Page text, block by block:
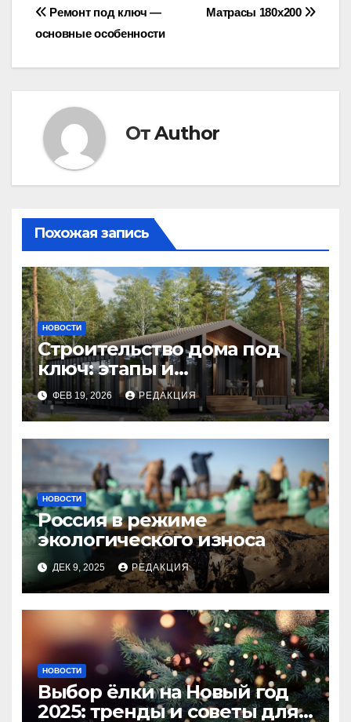
Навигация
Матрасы 180х200
Ремонт под ключ —
основные особенности
ОтAuthor
Похожая запись
НОВОСТИ
Строительство дома под
ключ: этапы и
планирование бюджета
ФЕВ 19, 2026 РЕДАКЦИЯ
НОВОСТИ
Россия в режиме
экологического износа
ДЕК 9, 2025 РЕДАКЦИЯ
НОВОСТИ
Выбор ёлки на Новый год
2025: тренды и советы для